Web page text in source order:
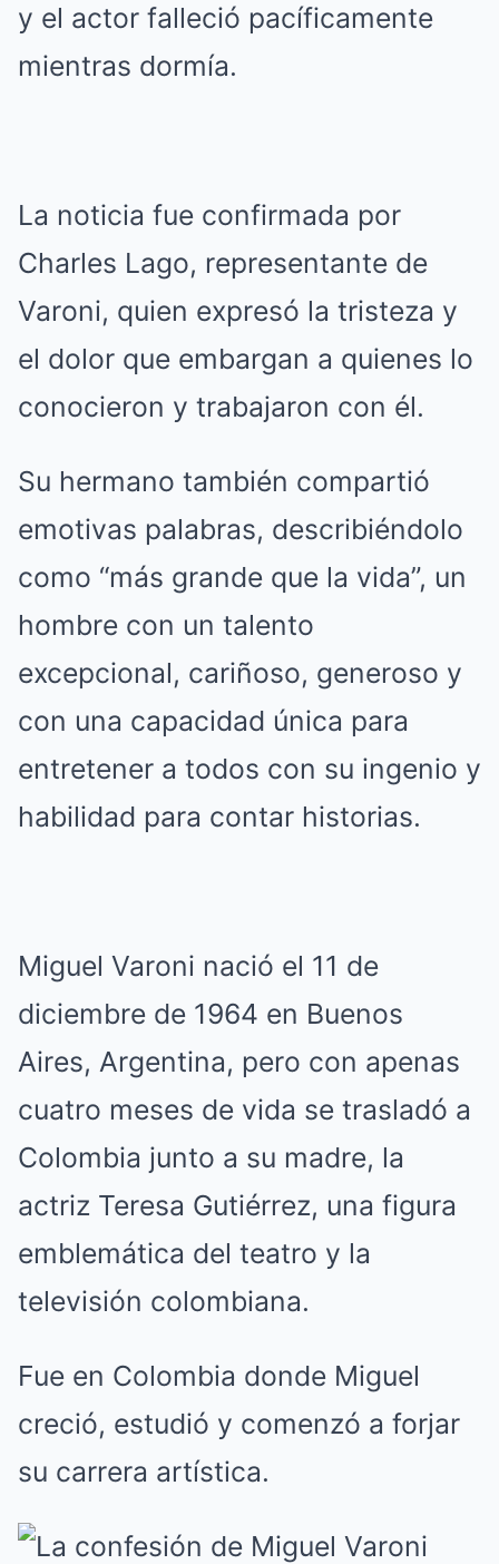
y el actor falleció pacíficamente
mientras dormía.
La noticia fue confirmada por
Charles Lago, representante de
Varoni, quien expresó la tristeza y
el dolor que embargan a quienes lo
conocieron y trabajaron con él.
Su hermano también compartió
emotivas palabras, describiéndolo
como “más grande que la vida”, un
hombre con un talento
excepcional, cariñoso, generoso y
con una capacidad única para
entretener a todos con su ingenio y
habilidad para contar historias.
Miguel Varoni nació el 11 de
diciembre de 1964 en Buenos
Aires, Argentina, pero con apenas
cuatro meses de vida se trasladó a
Colombia junto a su madre, la
actriz Teresa Gutiérrez, una figura
emblemática del teatro y la
televisión colombiana.
Fue en Colombia donde Miguel
creció, estudió y comenzó a forjar
su carrera artística.